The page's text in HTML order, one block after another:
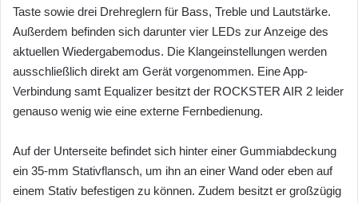
Taste sowie drei Drehreglern für Bass, Treble und Lautstärke.
Außerdem befinden sich darunter vier LEDs zur Anzeige des
aktuellen Wiedergabemodus. Die Klangeinstellungen werden
ausschließlich direkt am Gerät vorgenommen. Eine App-
Verbindung samt Equalizer besitzt der ROCKSTER AIR 2 leider
genauso wenig wie eine externe Fernbedienung.
Auf der Unterseite befindet sich hinter einer Gummiabdeckung
ein 35-mm Stativflansch, um ihn an einer Wand oder eben auf
einem Stativ befestigen zu können. Zudem besitzt er großzügig